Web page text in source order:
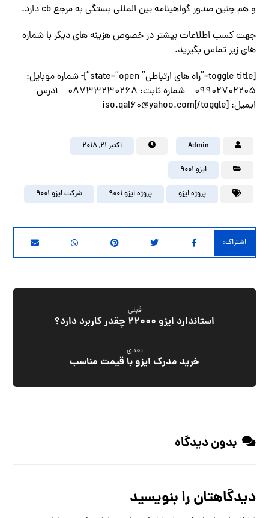
و هم چنین صدور گواهینامه بین المللی بستگی به مرجع cb دارد.
جهت کسب اطلاعات بیشتر در خصوص هزینه های دیگر با شماره
های زیر تماس بگیرید.
[toggle title=”راه های ارتباطی” state=”open”]- شماره موبایل:
09902702205 – شماره ثابت: 08733230268 – آدرس
ایمیل: iso.qal60@yahoo.com[/toggle]
Admin اکتبر ۲۱, ۲۰۱۸
ایزو 9001
پروژه ایزو پروژه ایزو 9001 شرکت ایزو 9001
قبلی
استاندارد ایزو 22000 چقدر کاربرد دارد؟
بعدی
خرید مدرک ایزو با قیمت مناسب
بدون دیدگاه
دیدگاهتان را بنویسید